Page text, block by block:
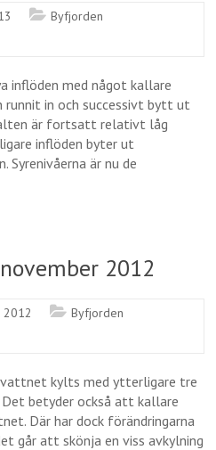
Byfjorden
inflöden med något kallare
in och successivt bytt ut
är fortsatt relativt låg
inflöden byter ut
Syrenivåerna är nu de
2012
2012
Byfjorden
kylts med ytterligare tre
betyder också att kallare
Där har dock förändringarna
går att skönja en viss avkylning